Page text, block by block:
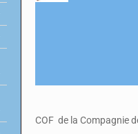
COF de la Compagnie